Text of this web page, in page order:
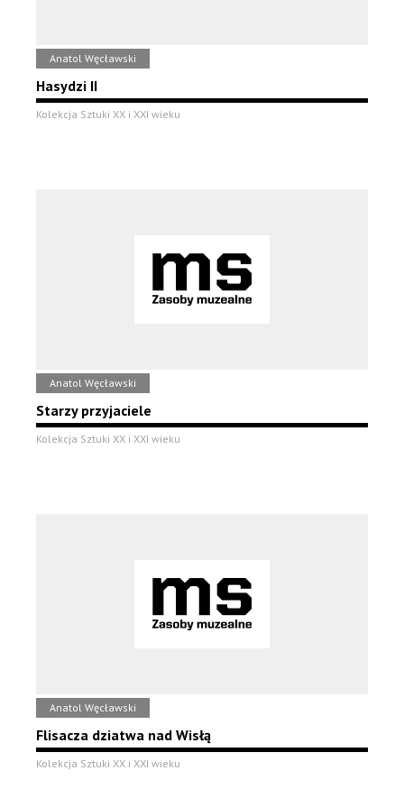
Anatol Węcławski
Hasydzi II
Kolekcja Sztuki XX i XXI wieku
Anatol Węcławski
Starzy przyjaciele
Kolekcja Sztuki XX i XXI wieku
Anatol Węcławski
Flisacza dziatwa nad Wisłą
Kolekcja Sztuki XX i XXI wieku